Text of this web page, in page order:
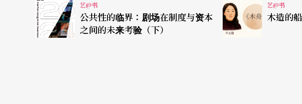
作者观感，道出水彩画的独具特色。（周倩漪）
阿莫多瓦的「阿莫多瓦式」透明自白
艺@书
公共性的临界：剧场在制度与资本
之间的未来考验（下）
艺@书
木造的